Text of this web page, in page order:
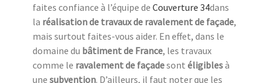
faites confiance à l’équipe de Couverture 34dans
la réalisation de travaux de ravalement de façade,
mais surtout faites-vous aider. En effet, dans le
domaine du bâtiment de France, les travaux
comme le ravalement de façadesont éligiblesà
une subvention. D’ailleurs, il faut noter que les